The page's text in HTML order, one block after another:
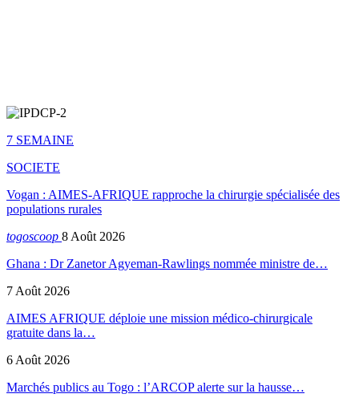
7 SEMAINE
SOCIETE
Vogan : AIMES-AFRIQUE rapproche la chirurgie spécialisée des
populations rurales
togoscoop 8 Août 2026
Ghana : Dr Zanetor Agyeman-Rawlings nommée ministre de…
7 Août 2026
AIMES AFRIQUE déploie une mission médico-chirurgicale
gratuite dans la…
6 Août 2026
Marchés publics au Togo : l’ARCOP alerte sur la hausse…